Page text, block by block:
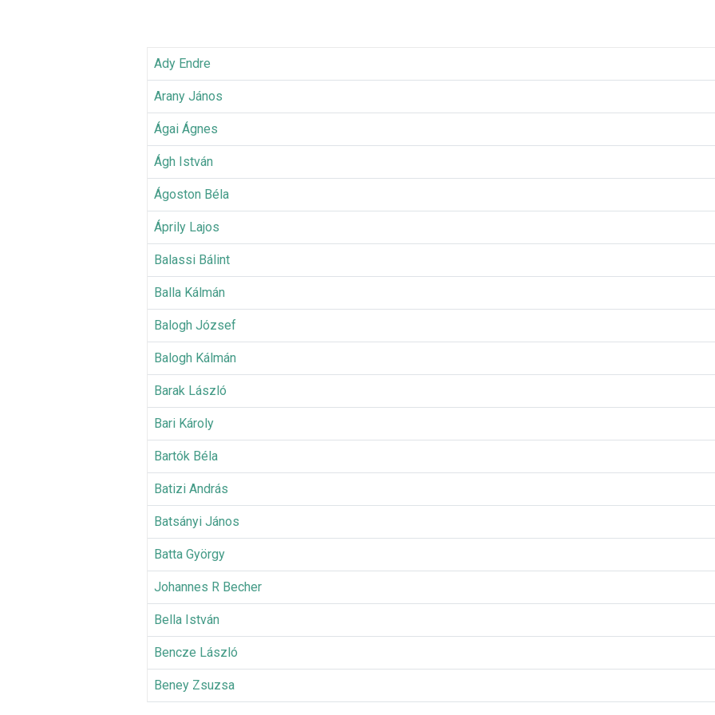
Ady Endre
Arany János
Ágai Ágnes
Ágh István
Ágoston Béla
Áprily Lajos
Balassi Bálint
Balla Kálmán
Balogh József
Balogh Kálmán
Barak László
Bari Károly
Bartók Béla
Batizi András
Batsányi János
Batta György
Johannes R Becher
Bella István
Bencze László
Beney Zsuzsa